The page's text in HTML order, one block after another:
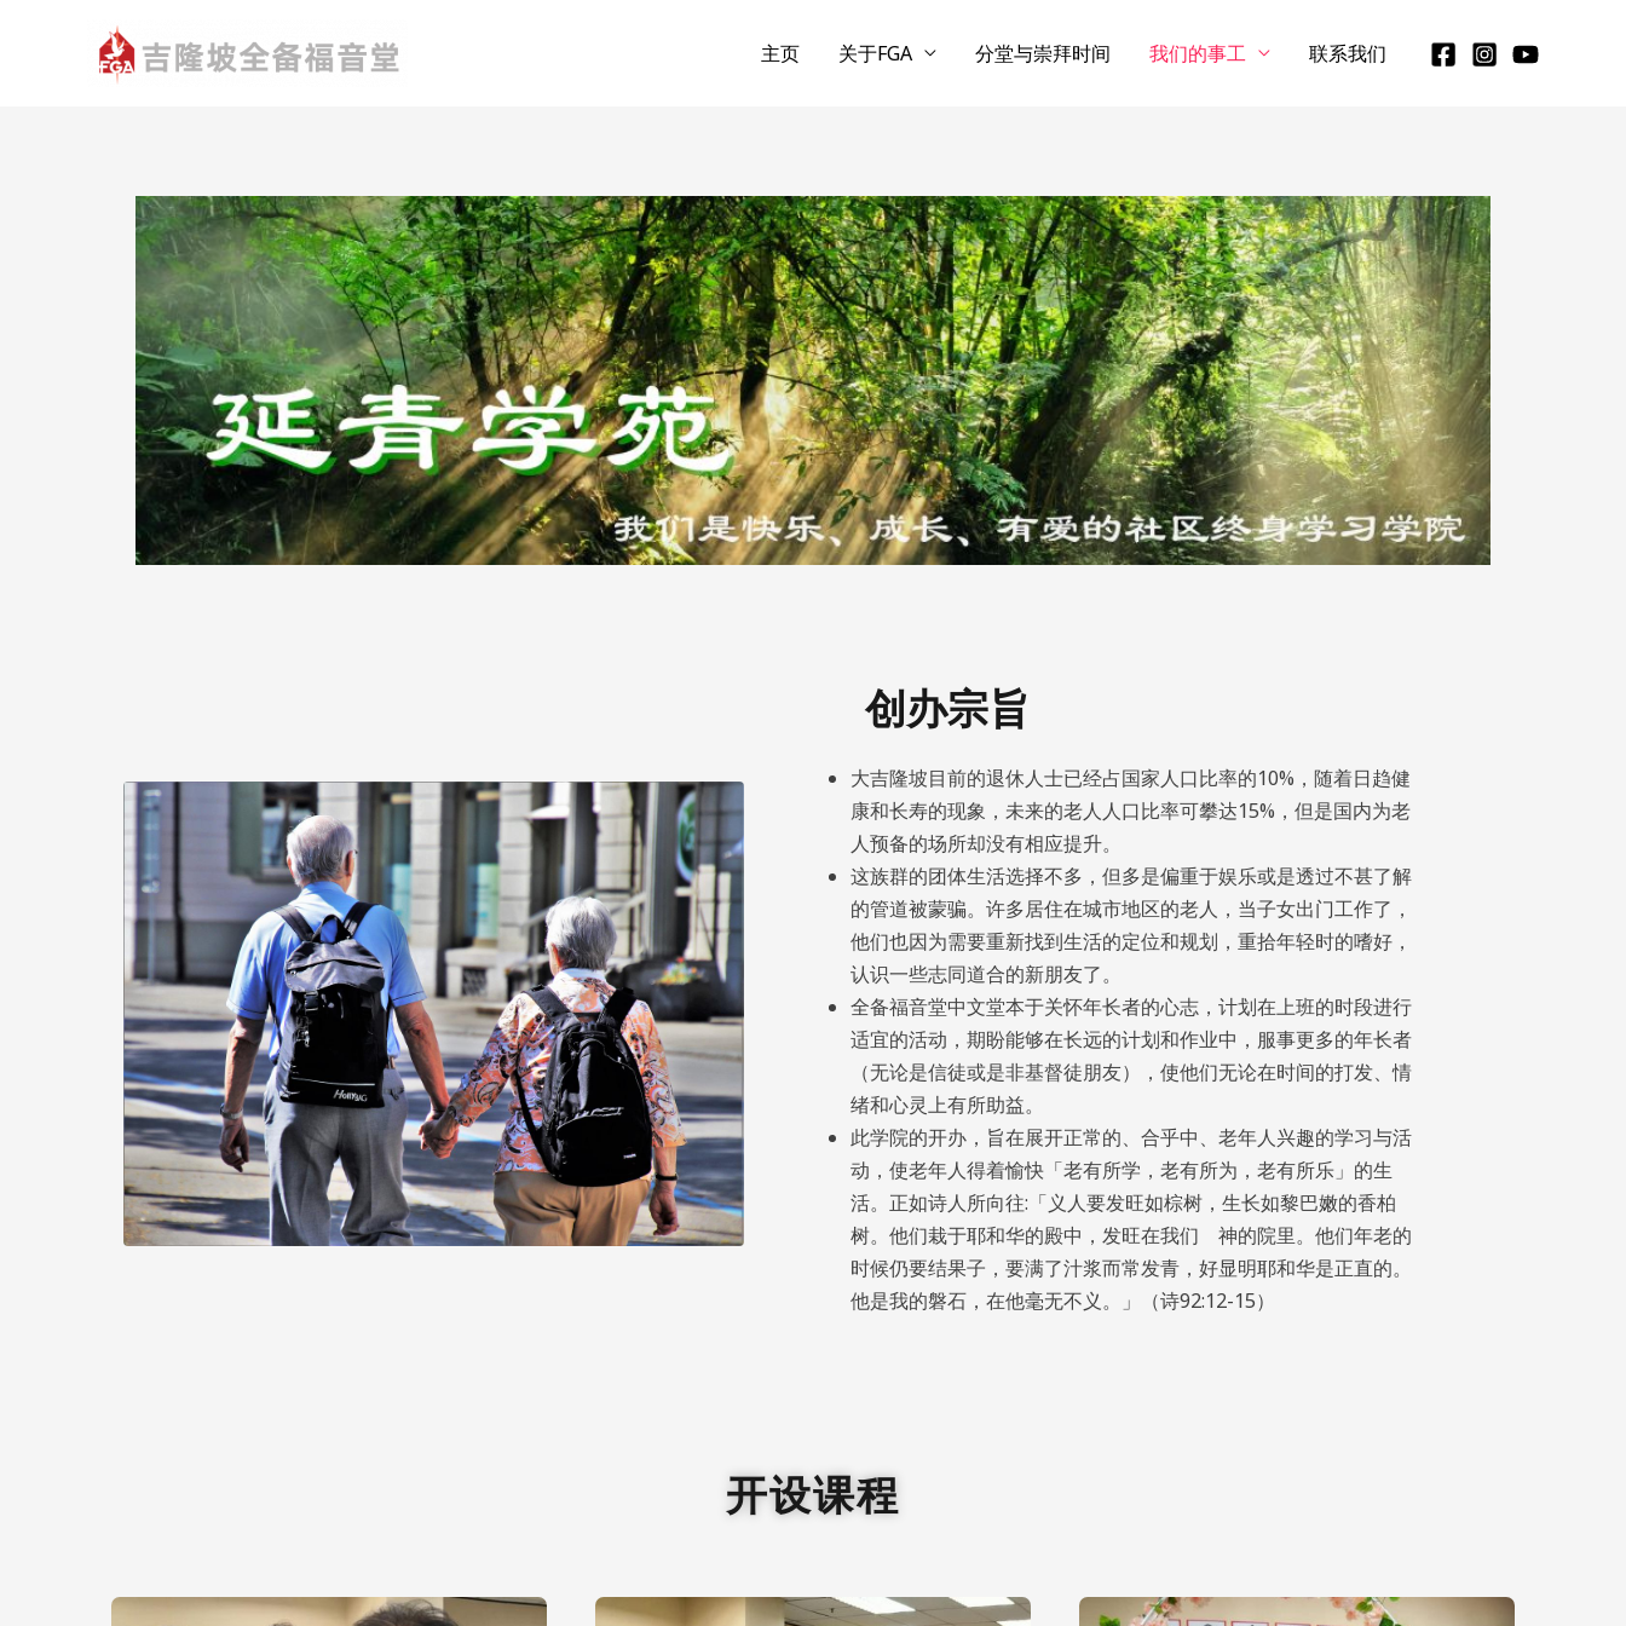
主页 关于FGA 分堂与崇拜时间 我们的事工 联系我们
创办宗旨
大吉隆坡目前的退休人士已经占国家人口比率的10%，随着日趋健
康和长寿的现象，未来的老人人口比率可攀达15%，但是国内为老
人预备的场所却没有相应提升。
这族群的团体生活选择不多，但多是偏重于娱乐或是透过不甚了解
的管道被蒙骗。许多居住在城市地区的老人，当子女出门工作了，
他们也因为需要重新找到生活的定位和规划，重拾年轻时的嗜好，
认识一些志同道合的新朋友了。
全备福音堂中文堂本于关怀年长者的心志，计划在上班的时段进行
适宜的活动，期盼能够在长远的计划和作业中，服事更多的年长者
（无论是信徒或是非基督徒朋友），使他们无论在时间的打发、情
绪和心灵上有所助益。
此学院的开办，旨在展开正常的、合乎中、老年人兴趣的学习与活
动，使老年人得着愉快「老有所学，老有所为，老有所乐」的生
活。正如诗人所向往:「义人要发旺如棕树，生长如黎巴嫩的香柏
树。他们栽于耶和华的殿中，发旺在我们 神的院里。他们年老的
时候仍要结果子，要满了汁浆而常发青，好显明耶和华是正直的。
他是我的磐石，在他毫无不义。」（诗92:12-15）
开设课程